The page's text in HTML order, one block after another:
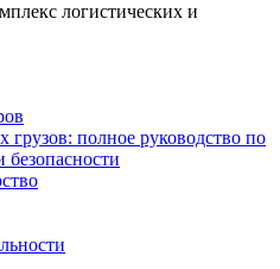
логистических и
грузов: полное руководство по